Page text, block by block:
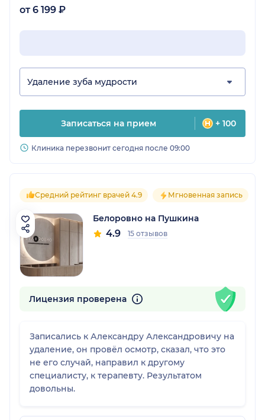
от 6 199 ₽
Удаление зуба мудрости
Записаться на прием + 100
Клиника перезвонит сегодня после 09:00
Средний рейтинг врачей 4.9 Мгновенная запись
Белоровно на Пушкина
4.9 15 отзывов
Лицензия проверена
Записались к Александру Александровичу на
удаление, он провёл осмотр, сказал, что это
не его случай, направил к другому
специалисту, к терапевту. Результатом
довольны.